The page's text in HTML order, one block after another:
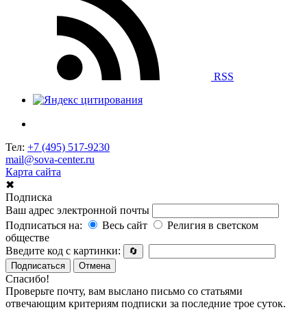
RSS
Тел: +7 (495) 517-9230
mail@sova-center.ru
Карта сайта
✖
Подписка
Ваш адрес электронной почты
Подписаться на:
Весь сайт
Религия в светском
обществе
Введите код с картинки:
🔄
Подписаться
Отмена
Спасибо!
Проверьте почту, вам выслано письмо со статьями
отвечающим критериям подписки за последние трое суток.